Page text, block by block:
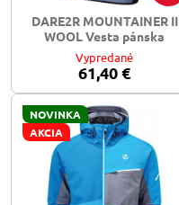
DARE2R MOUNTAINER II
WOOL Vesta pánska
Vypredané
61,40 €
NOVINKA
AKCIA